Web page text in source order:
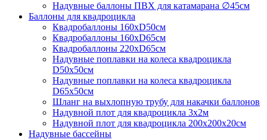
Надувные баллоны ПВХ для катамарана ∅45см
Баллоны для квадроцикла
Квадробаллоны 160хD50см
Квадробаллоны 160хD65см
Квадробаллоны 220хD65см
Надувные поплавки на колеса квадроцикла
D50х50см
Надувные поплавки на колеса квадроцикла
D65х50см
Шланг на выхлопную трубу для накачки баллонов
Надувной плот для квадроцикла 3х2м
Надувной плот для квадроцикла 200х200х20см
Надувные бассейны